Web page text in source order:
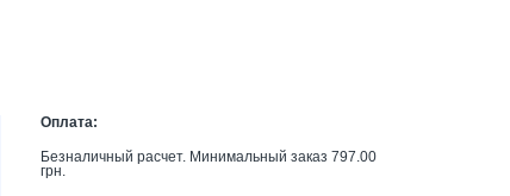
Оплата:
Безналичный расчет. Минимальный заказ 797.00
грн.